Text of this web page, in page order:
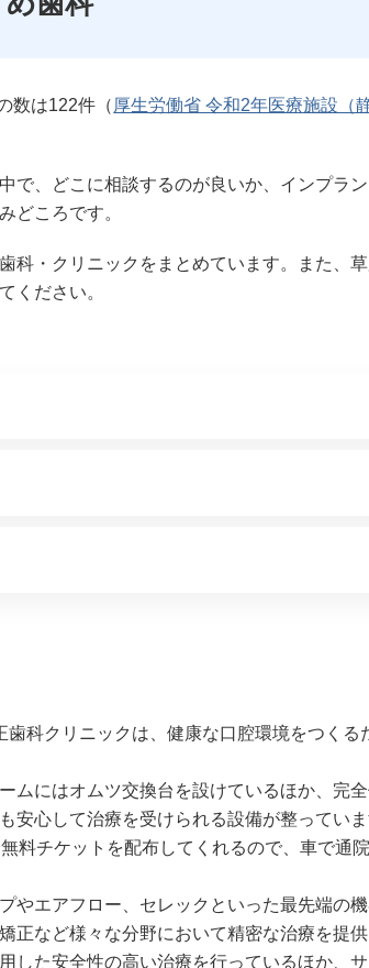
数は122件（ 厚生労働省 令和2年医療施設（
で、どこに相談するのが良いか、インプラ
どころです。
科・クリニックをまとめています。また、
ください。
科クリニックは、健康な口腔環境をつくる
ムにはオムツ交換台を設けているほか、完
心して治療を受けられる設備が整っていま
料チケットを配布してくれるので、車で通
やエアフロー、セレックといった最先端の
正など様々な分野において精密な治療を提供
した安全性の高い治療を行っているほか、